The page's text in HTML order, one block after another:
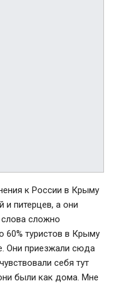
к России в Крыму
и питерцев, а они
сложно
60% туристов в Крыму
Они приезжали сюда
себя тут
были как дома. Мне